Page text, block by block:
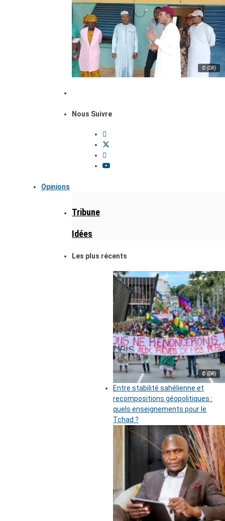
© (DR)
Nous Suivre
Opinions
Tribune
Idées
Les plus récents
© (DR)
Entre stabilité sahélienne et
recompositions géopolitiques :
quels enseignements pour le
Tchad ?